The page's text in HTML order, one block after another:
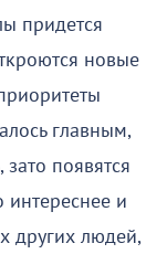
придется
новые
главным,
появятся
интереснее и
других людей,